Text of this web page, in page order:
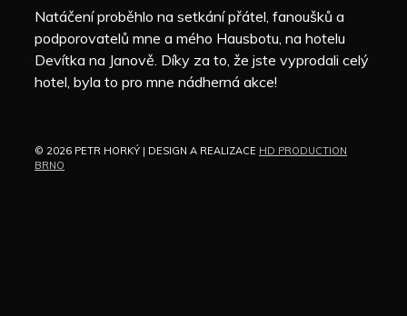
Natáčení proběhlo na setkání přátel, fanoušků a
podporovatelů mne a mého Hausbotu, na hotelu
Devítka na Janově. Díky za to, že jste vyprodali celý
hotel, byla to pro mne nádherná akce!
© 2026 PETR HORKÝ | DESIGN A REALIZACE HD PRODUCTION
BRNO